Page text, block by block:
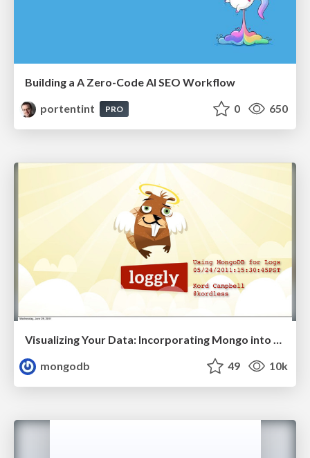
Building a A Zero-Code AI SEO Workflow
portentint
PRO 0 650
Visualizing Your Data: Incorporating Mongo into Loggly Infrastructure
mongodb
49 10k